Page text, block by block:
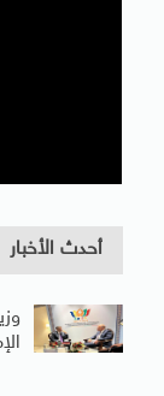
أحدث الأخبار